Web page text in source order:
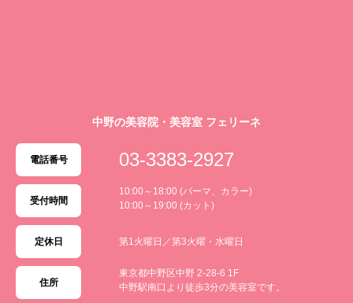
中野の美容院・美容室 フェリーネ
電話番号 03-3383-2927
受付時間
10:00～18:00 (パーマ、カラー)
10:00～19:00 (カット)
定休日 第1火曜日／第3火曜・水曜日
住所
東京都中野区中野 2-28-6 1F
中野駅南口より徒歩3分の美容室です。